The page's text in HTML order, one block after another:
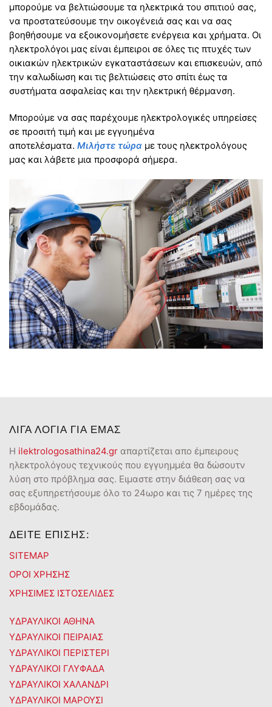
μπορούμε να βελτιώσουμε τα ηλεκτρικά του σπιτιού σας,
να προστατεύσουμε την οικογένειά σας και να σας
βοηθήσουμε να εξοικονομήσετε ενέργεια και χρήματα. Οι
ηλεκτρολόγοι μας είναι έμπειροι σε όλες τις πτυχές των
οικιακών ηλεκτρικών εγκαταστάσεων και επισκευών, από
την καλωδίωση και τις βελτιώσεις στο σπίτι έως τα
συστήματα ασφαλείας και την ηλεκτρική θέρμανση.
Μπορούμε να σας παρέχουμε ηλεκτρολογικές υπηρείσες
σε προσιτή τιμή και με εγγυημένα
αποτελέσματα. Μιλήστε τώρα με τους ηλεκτρολόγους
μας και λάβετε μια προσφορά σήμερα.
ΛΙΓΑ ΛΟΓΙΑ ΓΙΑ ΕΜΑΣ
Η ilektrologosathina24.gr απαρτίζεται απο έμπειρους
ηλεκτρολόγους τεχνικούς που εγγυημμέα θα δώσουτν
λύση στο πρόβλημα σας. Ειμαστε στην διάθεση σας να
σας εξυπηρετήσουμε όλο το 24ωρο και τις 7 ημέρες της
εβδομάδας.
ΔΕΙΤΕ ΕΠΙΣΗΣ:
SITEMAP
ΟΡΟΙ ΧΡΗΣΗΣ
ΧΡΗΣΙΜΕΣ ΙΣΤΟΣΕΛΙΔΕΣ
ΥΔΡΑΥΛΙΚΟΙ ΑΘΗΝΑ
ΥΔΡΑΥΛΙΚΟΙ ΠΕΙΡΑΙΑΣ
ΥΔΡΑΥΛΙΚΟΙ ΠΕΡΙΣΤΕΡΙ
ΥΔΡΑΥΛΙΚΟΙ ΓΛΥΦΑΔΑ
ΥΔΡΑΥΛΙΚΟΙ ΧΑΛΑΝΔΡΙ
ΥΔΡΑΥΛΙΚΟΙ ΜΑΡΟΥΣΙ